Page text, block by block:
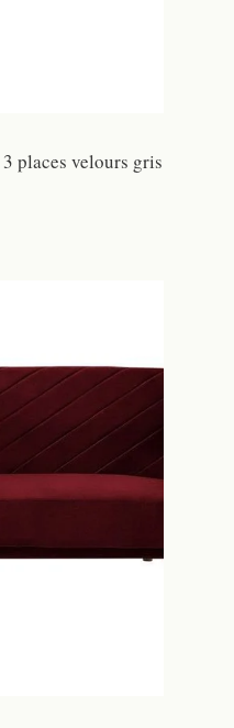
places velours gris